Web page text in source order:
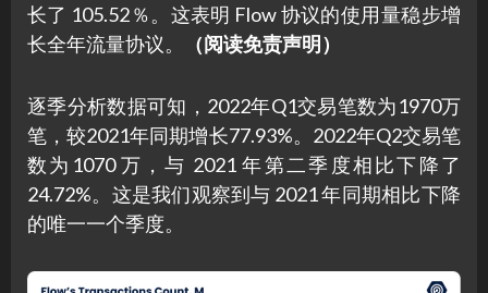
长了 105.52％。这表明 Flow 协议的使用量稳步增
长全年流量协议。
（阅读免责声明）
逐季分析数据可知，2022年Q1交易笔数为1970万
笔，较2021年同期增长77.93%。2022年Q2交易笔
数为1070 万，与 2021 年第二季度相比下降了
24.72%。这是我们观察到与 2021 年同期相比下降
的唯一一个季度。